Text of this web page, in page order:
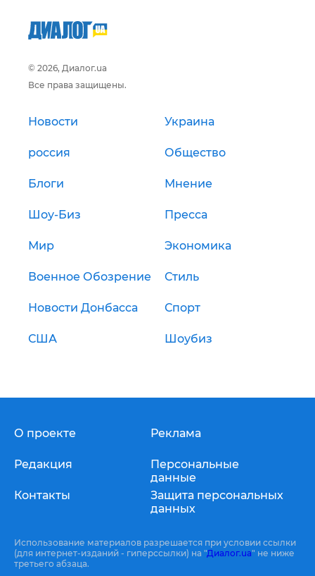
© 2026, Диалог.ua
Все права защищены.
Новости Украина
россия Общество
Блоги Мнение
Шоу-Биз Пресса
Мир Экономика
Военное Обозрение Стиль
Новости Донбасса Спорт
США Шоубиз
О проекте
Редакция
Контакты
Реклама
Персональные
данные
Защита персональных
данных
Использование материалов разрешается при условии ссылки
(для интернет-изданий - гиперссылки) на "Диалог.ua" не ниже
третьего абзаца.